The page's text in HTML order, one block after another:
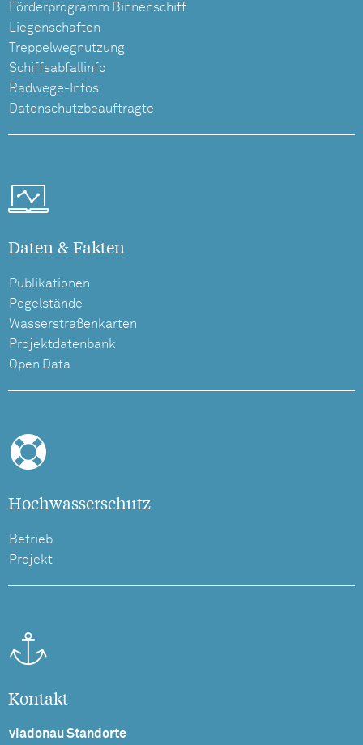
Förderprogramm Binnenschiff
Liegenschaften
Treppelwegnutzung
Schiffsabfallinfo
Radwege-Infos
Datenschutzbeauftragte
Daten & Fakten
Publikationen
Pegelstände
Wasserstraßenkarten
Projektdatenbank
Open Data
Hochwasserschutz
Betrieb
Projekt
Kontakt
viadonau Standorte